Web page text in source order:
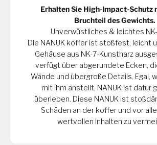
Erhalten Sie High-Impact-Schutz
Bruchteil des Gewichts.
Unverwüstliches & leichtes
Die NANUK koffer ist stoßfest, leicht
Gehäuse aus NK-7-Kunstharz
verfügt über abgerundete Ecken,
Wände und übergroße Details. Egal,
mit ihm anstellt, NANUK ist dafür
überleben. Diese NANUK ist
Schäden an der koffer und vor
wertvollen Inhalten zu